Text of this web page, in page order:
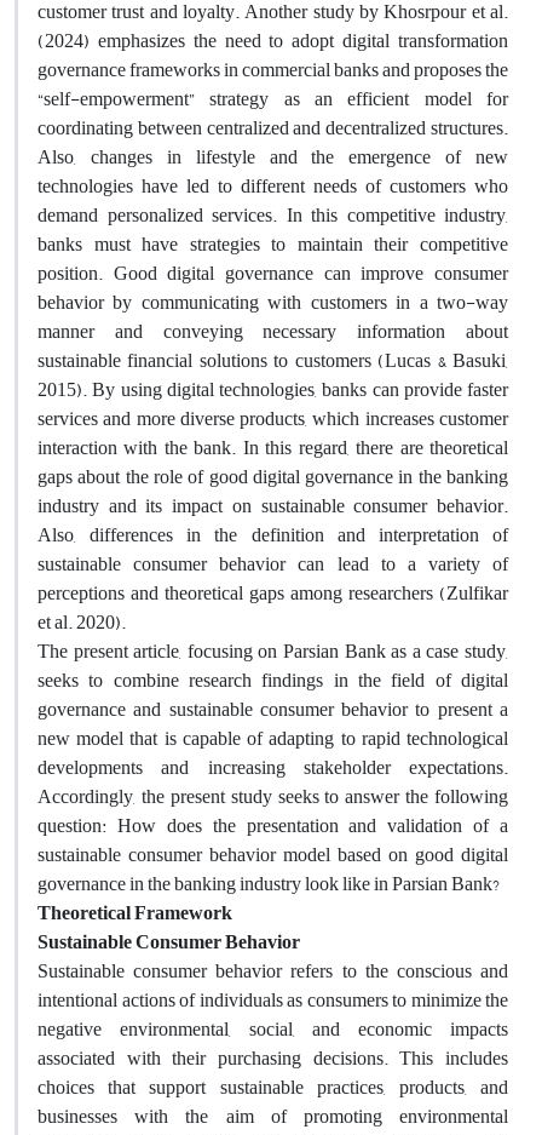
customer trust and loyalty. Another study by Khosrpour et al.
(2024) emphasizes the need to adopt digital transformation
governance frameworks in commercial banks and proposes the
“self-empowerment” strategy as an efficient model for
coordinating between centralized and decentralized structures.
Also, changes in lifestyle and the emergence of new
technologies have led to different needs of customers who
demand personalized services. In this competitive industry,
banks must have strategies to maintain their competitive
position. Good digital governance can improve consumer
behavior by communicating with customers in a two-way
manner and conveying necessary information about
sustainable financial solutions to customers (Lucas & Basuki,
2015). By using digital technologies, banks can provide faster
services and more diverse products, which increases customer
interaction with the bank. In this regard, there are theoretical
gaps about the role of good digital governance in the banking
industry and its impact on sustainable consumer behavior.
Also, differences in the definition and interpretation of
sustainable consumer behavior can lead to a variety of
perceptions and theoretical gaps among researchers (Zulfikar
et al. 2020).
The present article, focusing on Parsian Bank as a case study,
seeks to combine research findings in the field of digital
governance and sustainable consumer behavior to present a
new model that is capable of adapting to rapid technological
developments and increasing stakeholder expectations.
Accordingly, the present study seeks to answer the following
question: How does the presentation and validation of a
sustainable consumer behavior model based on good digital
governance in the banking industry look like in Parsian Bank?
Theoretical Framework
Sustainable Consumer Behavior
Sustainable consumer behavior refers to the conscious and
intentional actions of individuals as consumers to minimize the
negative environmental, social, and economic impacts
associated with their purchasing decisions. This includes
choices that support sustainable practices, products, and
businesses with the aim of promoting environmental